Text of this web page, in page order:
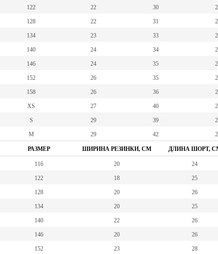
122 22 30
128 22 31
134 23 33
140 24 34
146 24 35
152 26 35
158 26 36
XS 27 40
S 29 39
M 29 42
РАЗМЕР ШИРИНА РЕЗИНКИ, СМ ДЛИНА ШОРТ,
116 20 24
122 18 25
128 20 26
134 20 25
140 22 26
146 20 26
152 23 28